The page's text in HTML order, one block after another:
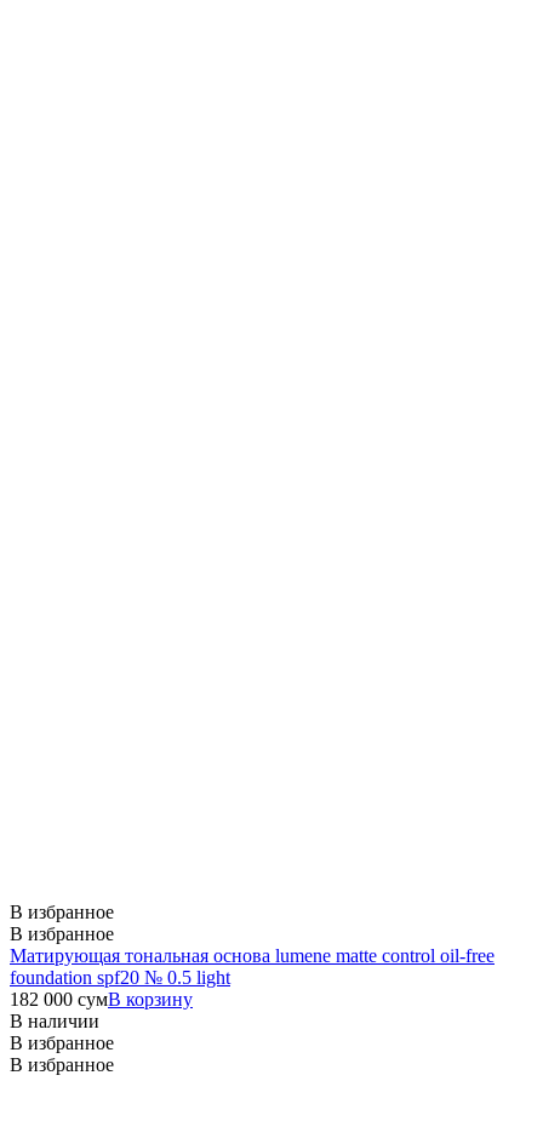
В избранное
В избранное
Матирующая тональная основа lumene matte control oil-free
foundation spf20 № 0.5 light
182 000 сумВ корзину
В наличии
В избранное
В избранное